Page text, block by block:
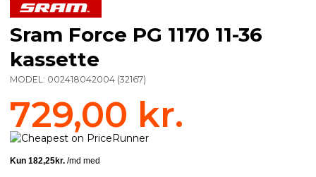
Sram Force PG 1170 11-36
kassette
MODEL: 002418042004 (32167)
729,00 kr.